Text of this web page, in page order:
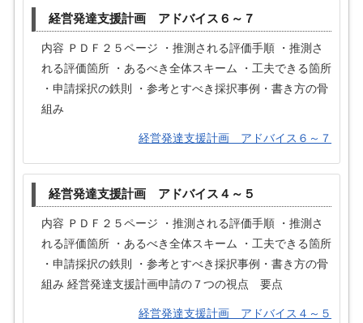
経営発達支援計画 アドバイス６～７
内容 ＰＤＦ２５ページ ・推測される評価手順 ・推測さ
れる評価箇所 ・あるべき全体スキーム ・工夫できる箇所
・申請採択の鉄則 ・参考とすべき採択事例・書き方の骨
組み
経営発達支援計画 アドバイス６～７
経営発達支援計画 アドバイス４～５
内容 ＰＤＦ２５ページ ・推測される評価手順 ・推測さ
れる評価箇所 ・あるべき全体スキーム ・工夫できる箇所
・申請採択の鉄則 ・参考とすべき採択事例・書き方の骨
組み 経営発達支援計画申請の７つの視点 要点
経営発達支援計画 アドバイス４～５